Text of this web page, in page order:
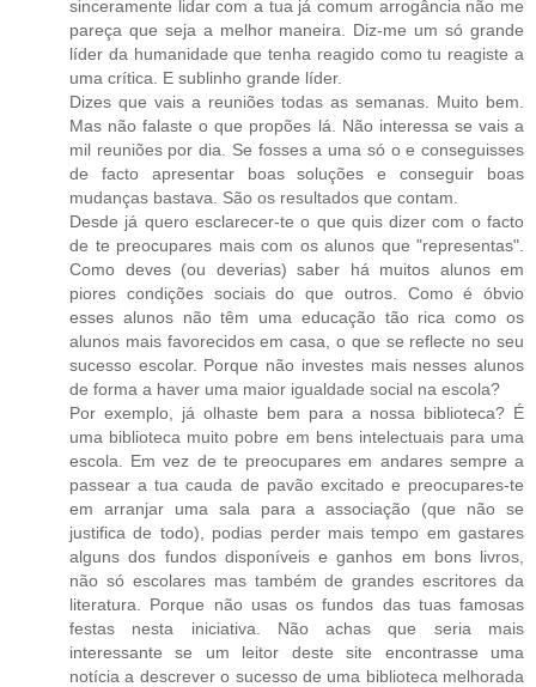
sinceramente lidar com a tua já comum arrogância não me
pareça que seja a melhor maneira. Diz-me um só grande
líder da humanidade que tenha reagido como tu reagiste a
uma crítica. E sublinho grande líder.
Dizes que vais a reuniões todas as semanas. Muito bem.
Mas não falaste o que propões lá. Não interessa se vais a
mil reuniões por dia. Se fosses a uma só o e conseguisses
de facto apresentar boas soluções e conseguir boas
mudanças bastava. São os resultados que contam.
Desde já quero esclarecer-te o que quis dizer com o facto
de te preocupares mais com os alunos que "representas".
Como deves (ou deverias) saber há muitos alunos em
piores condições sociais do que outros. Como é óbvio
esses alunos não têm uma educação tão rica como os
alunos mais favorecidos em casa, o que se reflecte no seu
sucesso escolar. Porque não investes mais nesses alunos
de forma a haver uma maior igualdade social na escola?
Por exemplo, já olhaste bem para a nossa biblioteca? É
uma biblioteca muito pobre em bens intelectuais para uma
escola. Em vez de te preocupares em andares sempre a
passear a tua cauda de pavão excitado e preocupares-te
em arranjar uma sala para a associação (que não se
justifica de todo), podias perder mais tempo em gastares
alguns dos fundos disponíveis e ganhos em bons livros,
não só escolares mas também de grandes escritores da
literatura. Porque não usas os fundos das tuas famosas
festas nesta iniciativa. Não achas que seria mais
interessante se um leitor deste site encontrasse uma
notícia a descrever o sucesso de uma biblioteca melhorada